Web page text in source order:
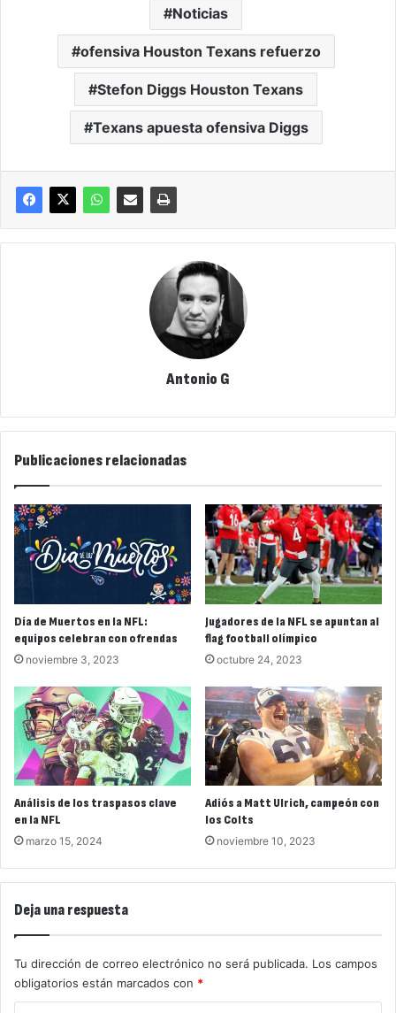
Noticias
ofensiva Houston Texans refuerzo
Stefon Diggs Houston Texans
Texans apuesta ofensiva Diggs
Antonio G
Publicaciones relacionadas
Día de Muertos en la NFL:
equipos celebran con ofrendas
noviembre 3, 2023
Jugadores de la NFL se apuntan al
flag football olímpico
octubre 24, 2023
Análisis de los traspasos clave
en la NFL
marzo 15, 2024
Adiós a Matt Ulrich, campeón con
los Colts
noviembre 10, 2023
Deja una respuesta
Tu dirección de correo electrónico no será publicada. Los campos
obligatorios están marcados con *